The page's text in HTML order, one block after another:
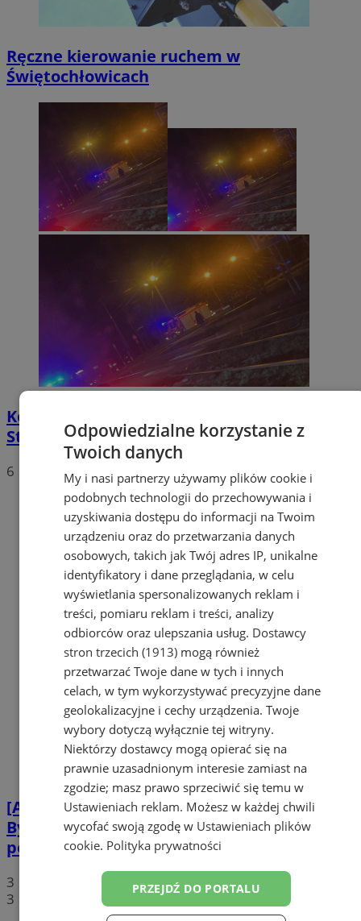
Ręczne kierowanie ruchem w
Świętochłowicach
Kolizja na skrzyżowaniu ulic Bytomskiej i
Stawowej
6
[AKTUALIZACJA] Kolizja na skrzyżowaniu
Bytomskiej z Chorzowską. Jest osoba
poszkodowana!
3
3
Odpowiedzialne korzystanie z
Twoich danych
My i nasi partnerzy używamy plików cookie i
podobnych technologii do przechowywania i
uzyskiwania dostępu do informacji na Twoim
urządzeniu oraz do przetwarzania danych
osobowych, takich jak Twój adres IP, unikalne
identyfikatory i dane przeglądania, w celu
wyświetlania spersonalizowanych reklam i
treści, pomiaru reklam i treści, analizy
odbiorców oraz ulepszania usług. Dostawcy
stron trzecich (1913) mogą również
przetwarzać Twoje dane w tych i innych
celach, w tym wykorzystywać precyzyjne dane
geolokalizacyjne i cechy urządzenia. Twoje
wybory dotyczą wyłącznie tej witryny.
Niektórzy dostawcy mogą opierać się na
prawnie uzasadnionym interesie zamiast na
zgodzie; masz prawo sprzeciwić się temu w
Ustawieniach reklam. Możesz w każdej chwili
wycofać swoją zgodę w Ustawieniach plików
cookie. Polityka prywatności
PRZEJDŹ DO PORTALU